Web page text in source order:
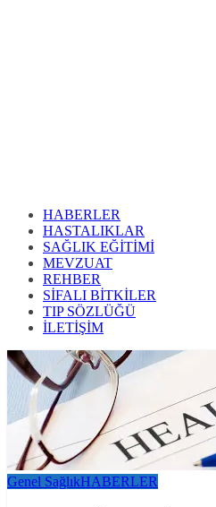
HABERLER
HASTALIKLAR
SAĞLIK EĞİTİMİ
MEVZUAT
REHBER
SİFALI BİTKİLER
TIP SÖZLÜĞÜ
İLETİŞİM
Genel SağlıkHABERLER